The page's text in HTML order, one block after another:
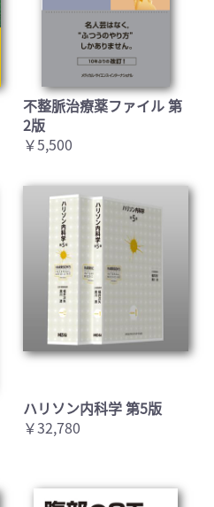
不整脈治療薬ファイル 第
2版
￥5,500
ハリソン内科学 第5版
￥32,780